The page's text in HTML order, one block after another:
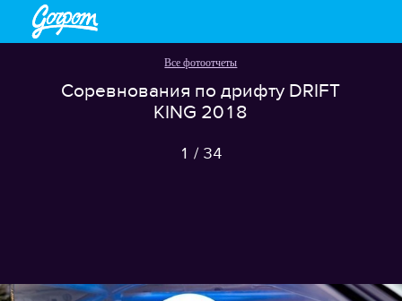
Все фотоотчеты
Соревнования по дрифту DRIFT
KING 2018
1 / 34